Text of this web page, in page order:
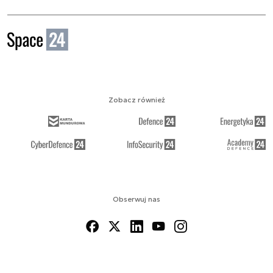
Obserwuj nas
Zobacz również